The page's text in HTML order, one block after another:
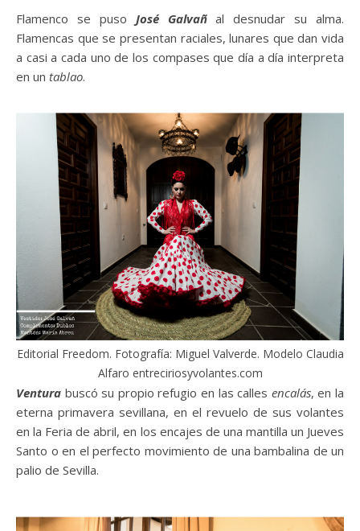
Flamenco se puso José Galvañal desnudar su alma.
Flamencas que se presentan raciales, lunares que dan vida
a casi a cada uno de los compases que día a día interpreta
en un tablao.
Editorial Freedom. Fotografía: Miguel Valverde. Modelo Claudia
Alfaro entreciriosyvolantes.com
Ventura buscó su propio refugio en las calles encalás, en la
eterna primavera sevillana, en el revuelo de sus volantes
en la Feria de abril, en los encajes de una mantilla un Jueves
Santo o en el perfecto movimiento de una bambalina de un
palio de Sevilla.